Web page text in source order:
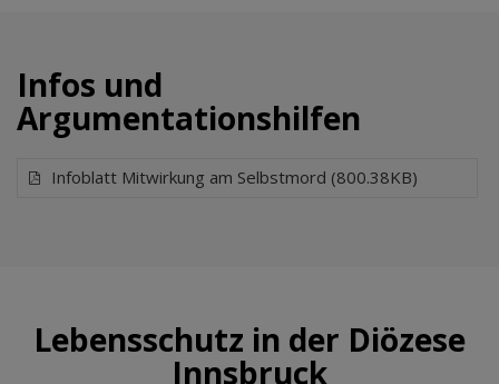
Infos und
Argumentationshilfen
Infoblatt Mitwirkung am Selbstmord (800.38KB)
Lebensschutz in der Diözese
Innsbruck